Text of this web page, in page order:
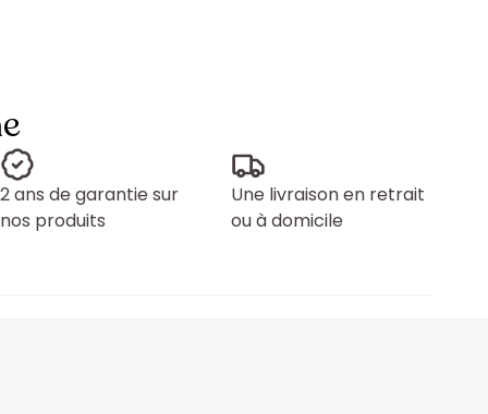
2 ans de garantie sur
nos produits
Une livraison en retrait
ou à domicile